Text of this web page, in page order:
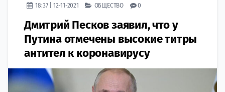
18:37 | 12-11-2021 ОБЩЕСТВО 0
Дмитрий Песков заявил, что у
Путина отмечены высокие титры
антител к коронавирусу